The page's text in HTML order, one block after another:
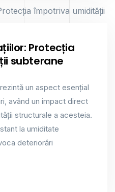
Protecția
subterane
un aspect esențial
având un impact direct
structurale a acesteia.
la umiditate
deteriorări